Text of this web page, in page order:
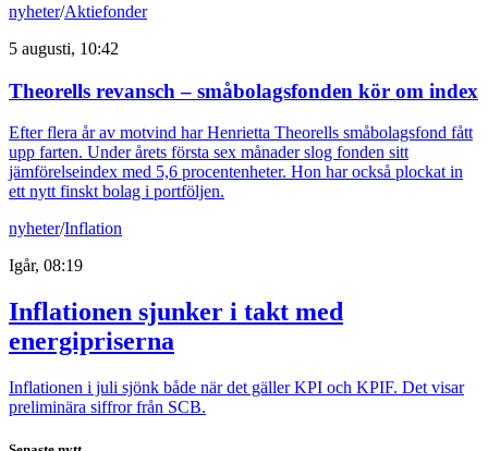
nyheter/Aktiefonder
5 augusti, 10:42
Theorells revansch – småbolagsfonden kör om index
Efter flera år av motvind har Henrietta Theorells småbolagsfond fått
upp farten. Under årets första sex månader slog fonden sitt
jämförelseindex med 5,6 procentenheter. Hon har också plockat in
ett nytt finskt bolag i portföljen.
nyheter/Inflation
Igår, 08:19
Inflationen sjunker i takt med
energipriserna
Inflationen i juli sjönk både när det gäller KPI och KPIF. Det visar
preliminära siffror från SCB.